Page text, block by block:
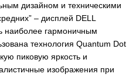
дизайном и техническими
– дисплей DELL
наиболее гармоничным
технология Quantum Dot
пиковую яркость и
изображения при